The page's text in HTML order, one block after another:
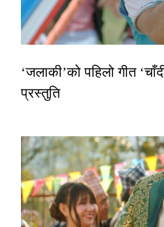
‘जलाकी’को पहिलो गीत
प्रस्तुति